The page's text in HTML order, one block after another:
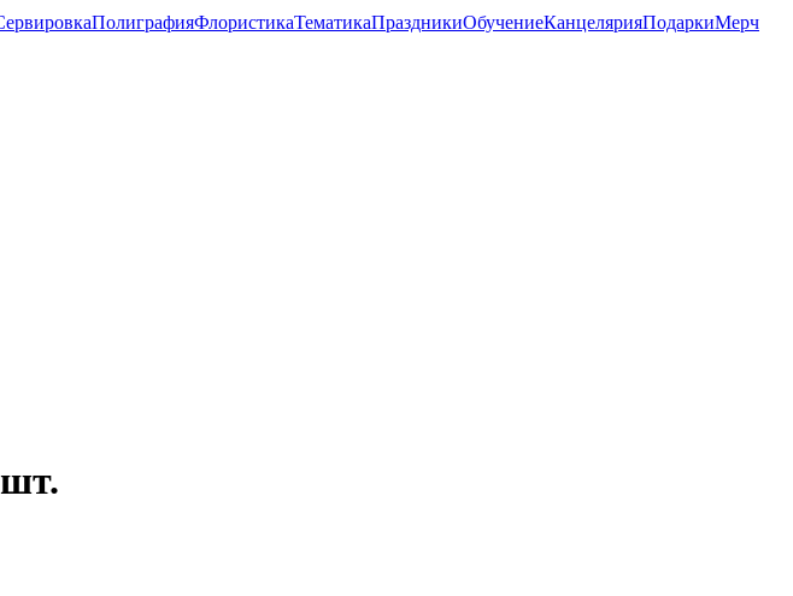
ПолиграфияФлористикаТематикаПраздникиОбучениеКанцелярияПодаркиМерч